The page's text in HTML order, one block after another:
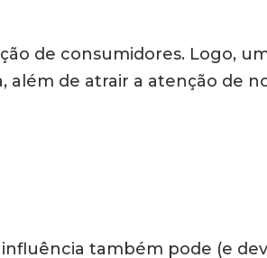
de consumidores. Logo,
além de atrair a atenção de
também pode (e